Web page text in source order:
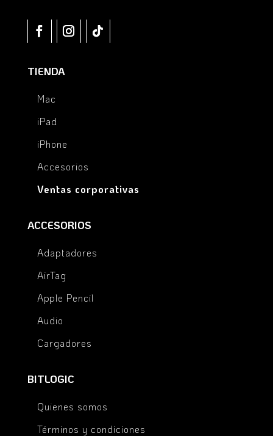
TIENDA
Mac
iPad
iPhone
Accesorios
Ventas corporativas
ACCESORIOS
Adaptadores
AirTag
Apple Pencil
Audio
Cargadores
BITLOGIC
Quienes somos
Términos y condiciones